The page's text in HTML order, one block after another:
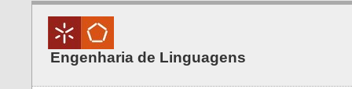
Engenharia de Linguagens